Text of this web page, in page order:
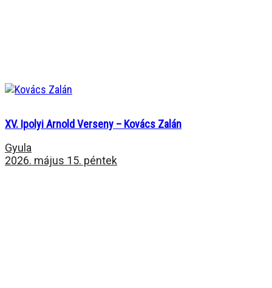
XV. Ipolyi Arnold Verseny – Kovács Zalán
Gyula
2026. május 15. péntek